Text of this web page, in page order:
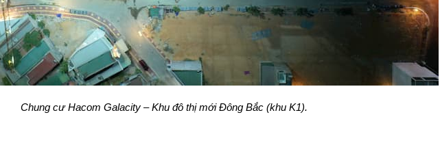
Chung cư Hacom Galacity – Khu đô thị mới Đông Bắc (khu K1).